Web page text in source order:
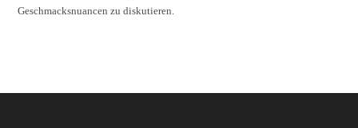
Geschmacksnuancen zu diskutieren.